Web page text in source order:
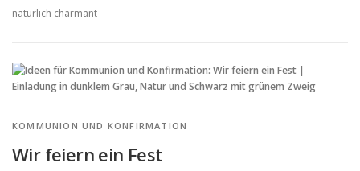
natürlich charmant
KOMMUNION UND KONFIRMATION
Wir feiern ein Fest